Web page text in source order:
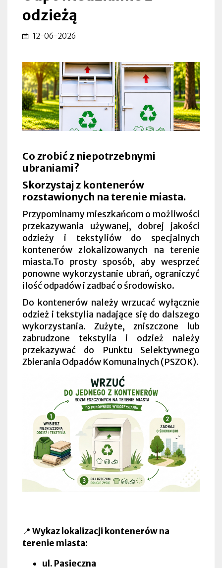
odzieżą
12-06-2026
Co zrobić z niepotrzebnymi
ubraniami?
Skorzystaj z kontenerów
rozstawionych na terenie miasta.
Przypominamy mieszkańcom o możliwości
przekazywania używanej, dobrej jakości
odzieży i tekstyliów do specjalnych
kontenerów zlokalizowanych na terenie
miasta.To prosty sposób, aby wesprzeć
ponowne wykorzystanie ubrań, ograniczyć
ilość odpadów i zadbać o środowisko.
Do kontenerów należy wrzucać wyłącznie
odzież i tekstylia nadające się do dalszego
wykorzystania. Zużyte, zniszczone lub
zabrudzone tekstylia i odzież należy
przekazywać do Punktu Selektywnego
Zbierania Odpadów Komunalnych (PSZOK).
📍 Wykaz lokalizacji kontenerów na
terenie miasta:
ul. Pasieczna